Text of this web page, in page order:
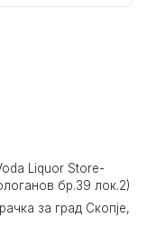
Liquor Store-
бр.39 лок.2)
за град Скопје,